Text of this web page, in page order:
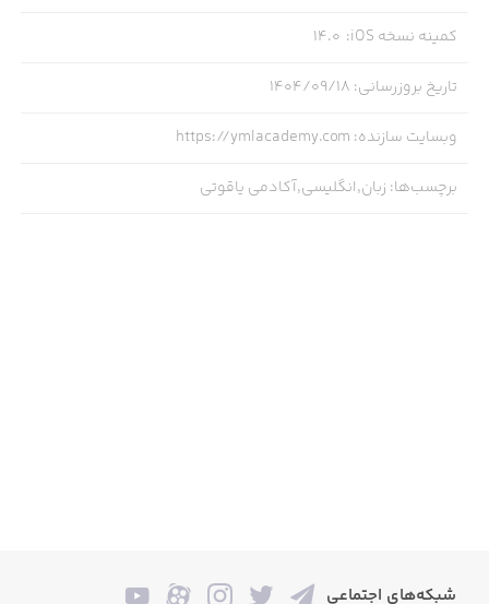
محیط کاربری ساده و روان
📥 همین حالا اپلیکیشن را از سیب‌اپ دانلود کنید و انگلیسی را
کمینه نسخه iOS :
14.0
تاریخ بروزرسانی: ۱۴۰۴/۰۹/۱۸
وبسایت سازنده:
https://ymlacademy.com
برچسب‌ها: زبان,انگلیسی,آکادمی یاقوتی
شبکه‌های اجتماعی